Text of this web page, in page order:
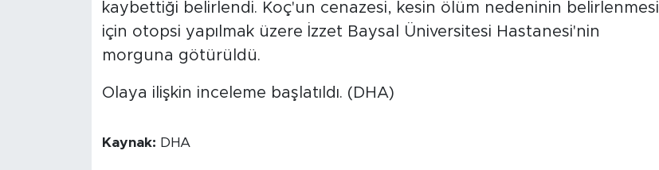
kaybettiği belirlendi. Koç'un cenazesi, kesin ölüm nedeninin belirlenmesi
için otopsi yapılmak üzere İzzet Baysal Üniversitesi Hastanesi'nin
morguna götürüldü.
Olaya ilişkin inceleme başlatıldı. (DHA)
Kaynak: DHA